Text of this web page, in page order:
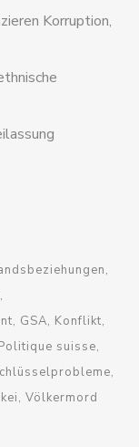
Korruption,
GSA Konflikt
suisse
Völkermord